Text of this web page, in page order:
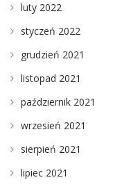
luty 2022
styczeń 2022
grudzień 2021
listopad 2021
październik 2021
wrzesień 2021
sierpień 2021
lipiec 2021